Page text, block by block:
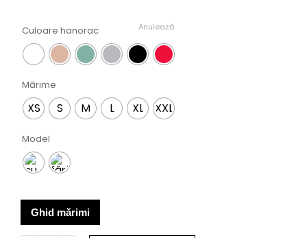
Culoare hanorac
Mărime
XS S M L XL XXL
Model
Anulează
Ghid mărimi